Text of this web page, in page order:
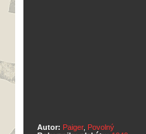
Autor: Paiger, Povolný